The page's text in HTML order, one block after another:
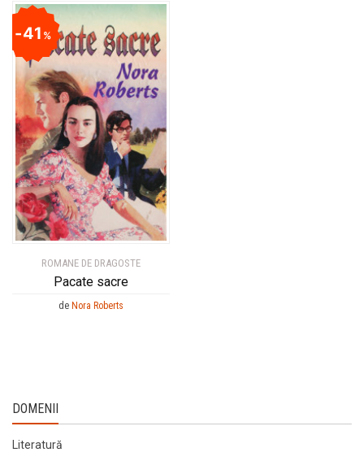
ROMANE DE DRAGOSTE
Pacate sacre
41%
de Nora Roberts
DOMENII
Literatură